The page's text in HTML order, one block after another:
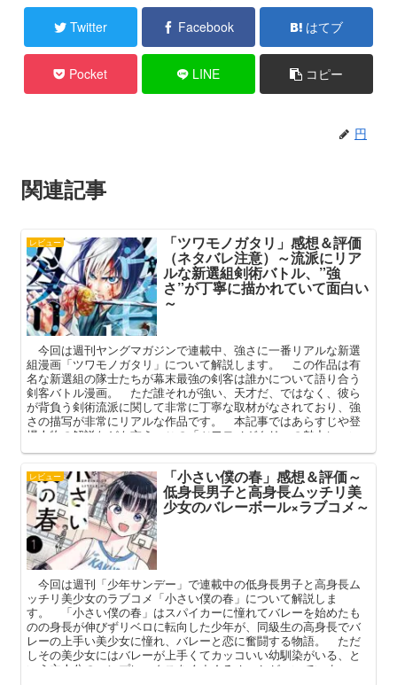
Twitter Facebook はてブ
Pocket LINE コピー
円
関連記事
レビュー 「ツワモノガタリ」感想＆評価
（ネタバレ注意）～流派にリア
ルな新選組剣術バトル、”強
さ”が丁寧に描かれていて面白い
～
今回は週刊ヤングマガジンで連載中、強さに一番リアルな新選
組漫画「ツワモノガタリ」について解説します。 この作品は有
名な新選組の隊士たちが幕末最強の剣客は誰かについて語り合う
剣客バトル漫画。 ただ誰それが強い、天才だ、ではなく、彼ら
が背負う剣術流派に関して非常に丁寧な取材がなされており、強
さの描写が非常にリアルな作品です。 本記事ではあらすじや登
場人物の解説なども交え、この「ツワモノガタリ」の魅力につい
レビュー 「小さい僕の春」感想＆評価～
低身長男子と高身長ムッチリ美
少女のバレーボール×ラブコメ～
今回は週刊「少年サンデー」で連載中の低身長男子と高身長ム
ッチリ美少女のラブコメ「小さい僕の春」について解説しま
す。 「小さい僕の春」はスパイカーに憧れてバレーを始めたも
のの身長が伸びずリベロに転向した少年が、同級生の高身長でバ
レーの上手い美少女に憧れ、バレーと恋に奮闘する物語。 ただ
しその美少女にはバレーが上手くてカッコいい幼馴染がいる、と
いう主人公のコンプレックスをくすぐるオマケがついていま